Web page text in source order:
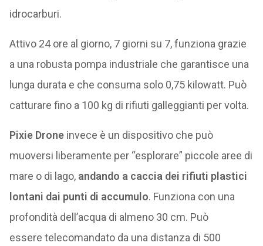
idrocarburi.
Attivo 24 ore al giorno, 7 giorni su 7, funziona grazie
a una robusta pompa industriale che garantisce una
lunga durata e che consuma solo 0,75 kilowatt. Può
catturare fino a 100 kg di rifiuti galleggianti per volta.
Pixie Droneinvece è un dispositivo che può
muoversi liberamente per “esplorare” piccole aree di
mare o di lago, andando a caccia dei rifiuti plastici
lontani dai punti di accumulo. Funziona con una
profondità dell’acqua di almeno 30 cm. Può
essere telecomandato da una distanza di 500